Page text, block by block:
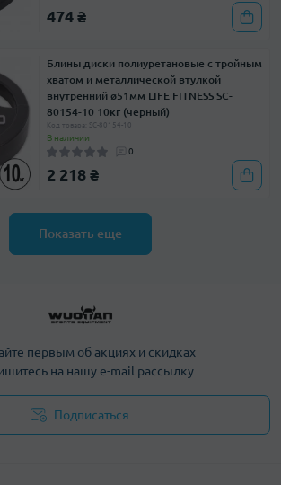
474 ₴
Блины диски полиуретановые с тройным
хватом и металлической втулкой
внутренний ø51мм LIFE FITNESS SC-
80154-10 10кг (черный)
Код товара: SC-80154-10
В наличии
0
2 218 ₴
Показать еще
первым об акциях и скидках
на нашу e-mail рассылку
Подписаться